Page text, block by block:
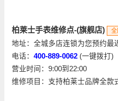
柏莱士手表维修点-(旗舰店) 全
地址：全城多店连锁为您预约最
电话： 400-889-0062(一键拨打)
营业时间：9:00到22:00
维修项目：支持柏莱士品牌全款